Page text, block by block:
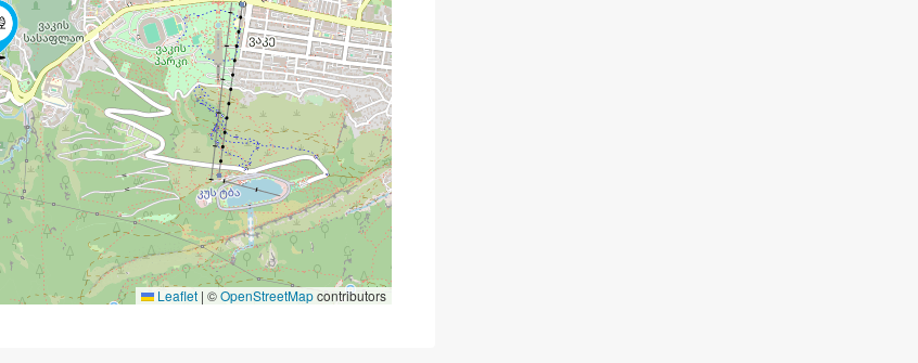
Leaflet | ©OpenStreetMapcontributors